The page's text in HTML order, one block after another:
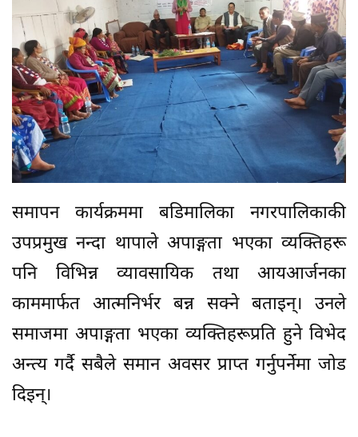
समापन कार्यक्रममा बडिमालिका नगरपालिकाकी
उपप्रमुख नन्दा थापाले अपाङ्गता भएका व्यक्तिहरू
पनि विभिन्न व्यावसायिक तथा आयआर्जनका
काममार्फत आत्मनिर्भर बन्न सक्ने बताइन्। उनले
समाजमा अपाङ्गता भएका व्यक्तिहरूप्रति हुने विभेद
अन्त्य गर्दै सबैले समान अवसर प्राप्त गर्नुपर्नेमा जोड
दिइन्।